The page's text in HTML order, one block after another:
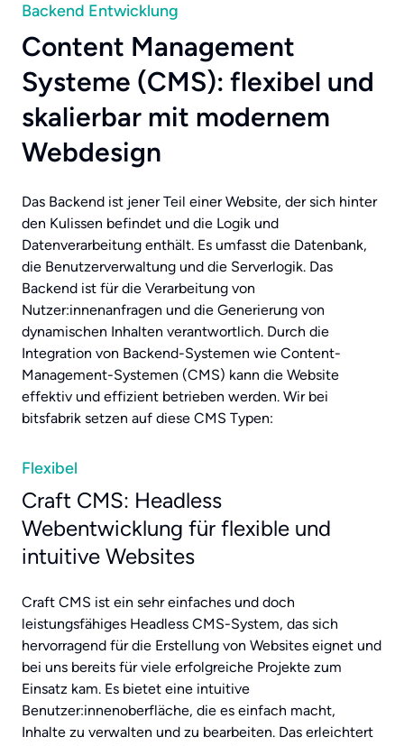
Backend Entwicklung
Content Management
Systeme (CMS): flexibel und
skalierbar mit modernem
Webdesign
Das Backend ist jener Teil einer Website, der sich hinter
den Kulissen befindet und die Logik und
Datenverarbeitung enthält. Es umfasst die Datenbank,
die Benutzerverwaltung und die Serverlogik. Das
Backend ist für die Verarbeitung von
Nutzer:innenanfragen und die Generierung von
dynamischen Inhalten verantwortlich. Durch die
Integration von Backend-Systemen wie Content-
Management-Systemen (CMS) kann die Website
effektiv und effizient betrieben werden. Wir bei
bitsfabrik setzen auf diese CMS Typen:
Flexibel
Craft CMS: Headless
Webentwicklung für flexible und
intuitive Websites
Craft CMS ist ein sehr einfaches und doch
leistungsfähiges Headless CMS-System, das sich
hervorragend für die Erstellung von Websites eignet und
bei uns bereits für viele erfolgreiche Projekte zum
Einsatz kam. Es bietet eine intuitive
Benutzer:innenoberfläche, die es einfach macht,
Inhalte zu verwalten und zu bearbeiten. Das erleichtert